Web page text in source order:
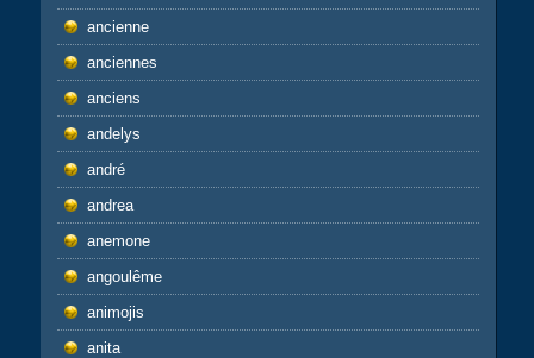
ancienne
anciennes
anciens
andelys
andré
andrea
anemone
angoulême
animojis
anita